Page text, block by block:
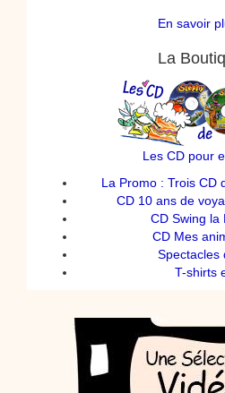
En savoir
La
Les CD pour
La Promo : Trois CD
CD 10 ans de
CD Swing la
CD Mes
Spectacles
T-shirts